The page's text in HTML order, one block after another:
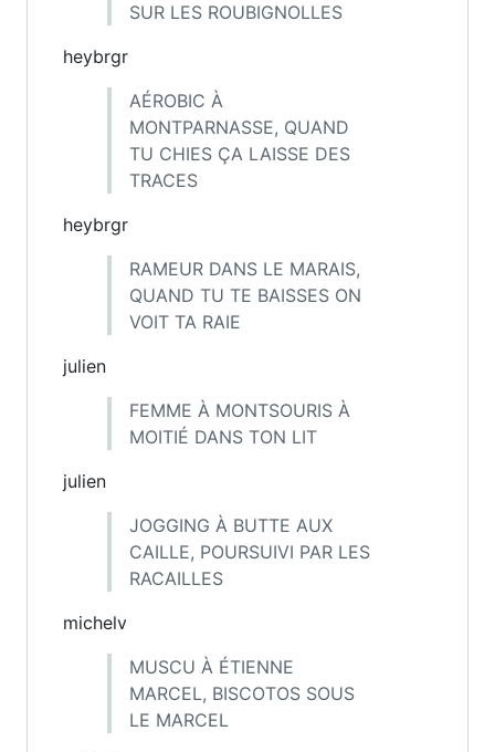
SUR LES ROUBIGNOLLES
heybrgr
AÉROBIC À
MONTPARNASSE, QUAND
TU CHIES ÇA LAISSE DES
TRACES
heybrgr
RAMEUR DANS LE MARAIS,
QUAND TU TE BAISSES ON
VOIT TA RAIE
julien
FEMME À MONTSOURIS À
MOITIÉ DANS TON LIT
julien
JOGGING À BUTTE AUX
CAILLE, POURSUIVI PAR LES
RACAILLES
michelv
MUSCU À ÉTIENNE
MARCEL, BISCOTOS SOUS
LE MARCEL